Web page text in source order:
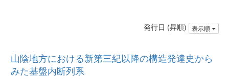
発行日 (昇順) 表示順
山陰地方における新第三紀以降の構造発達史から
みた基盤内断列系